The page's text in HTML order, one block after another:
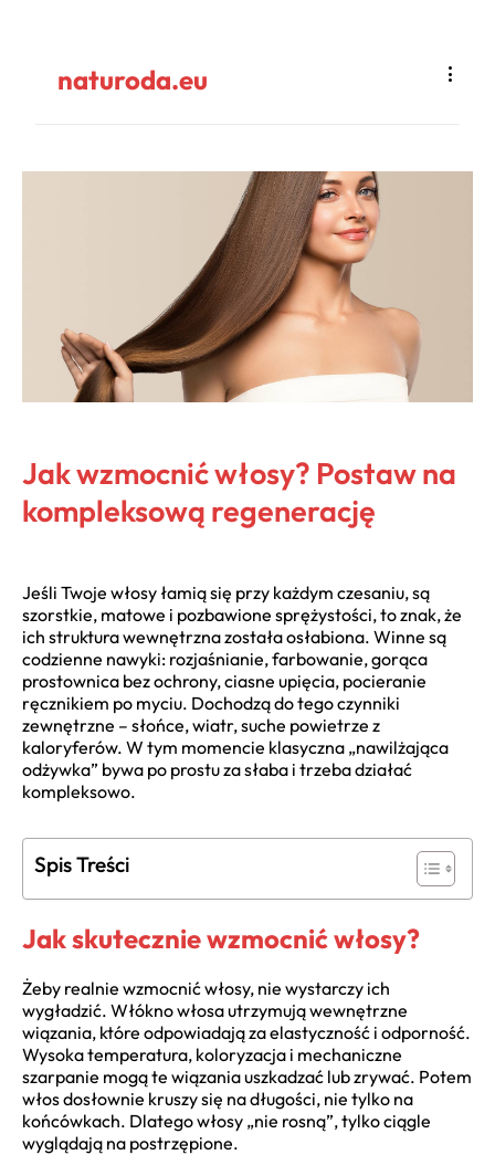
naturoda.eu
Jak wzmocnić włosy? Postaw na
kompleksową regenerację
Jeśli Twoje włosy łamią się przy każdym czesaniu, są
szorstkie, matowe i pozbawione sprężystości, to znak, że
ich struktura wewnętrzna została osłabiona. Winne są
codzienne nawyki: rozjaśnianie, farbowanie, gorąca
prostownica bez ochrony, ciasne upięcia, pocieranie
ręcznikiem po myciu. Dochodzą do tego czynniki
zewnętrzne – słońce, wiatr, suche powietrze z
kaloryferów. W tym momencie klasyczna „nawilżająca
odżywka” bywa po prostu za słaba i trzeba działać
kompleksowo.
Spis Treści
Jak skutecznie wzmocnić włosy?
Żeby realnie wzmocnić włosy, nie wystarczy ich
wygładzić. Włókno włosa utrzymują wewnętrzne
wiązania, które odpowiadają za elastyczność i odporność.
Wysoka temperatura, koloryzacja i mechaniczne
szarpanie mogą te wiązania uszkadzać lub zrywać. Potem
włos dosłownie kruszy się na długości, nie tylko na
końcówkach. Dlatego włosy „nie rosną”, tylko ciągle
wyglądają na postrzępione.